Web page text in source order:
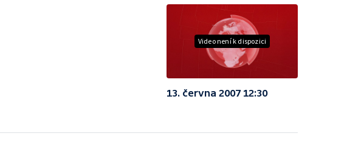
Video není k dispozici
13. června 2007 12:30